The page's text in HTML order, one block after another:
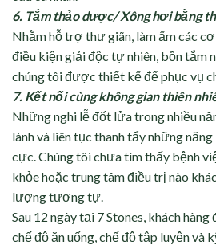
6. Tắm thảo dược/ Xông hơi bằng
Nhằm hỗ trợ thư giãn, làm ấm các
điều kiện giải độc tự nhiên, bồn tắm
chúng tôi được thiết kế để phục vụ
7. Kết nối cùng không gian thiên
Những nghi lễ đốt lửa trong nhiều
lành và liên tục thanh tẩy những
cực. Chúng tôi chưa tìm thấy bệnh
khỏe hoặc trung tâm điều trị nào
lượng tương tự.
Sau 12 ngày tại 7 Stones, khách
chế độ ăn uống, chế độ tập luyện và